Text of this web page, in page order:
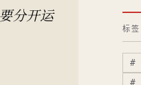
分开运
标签